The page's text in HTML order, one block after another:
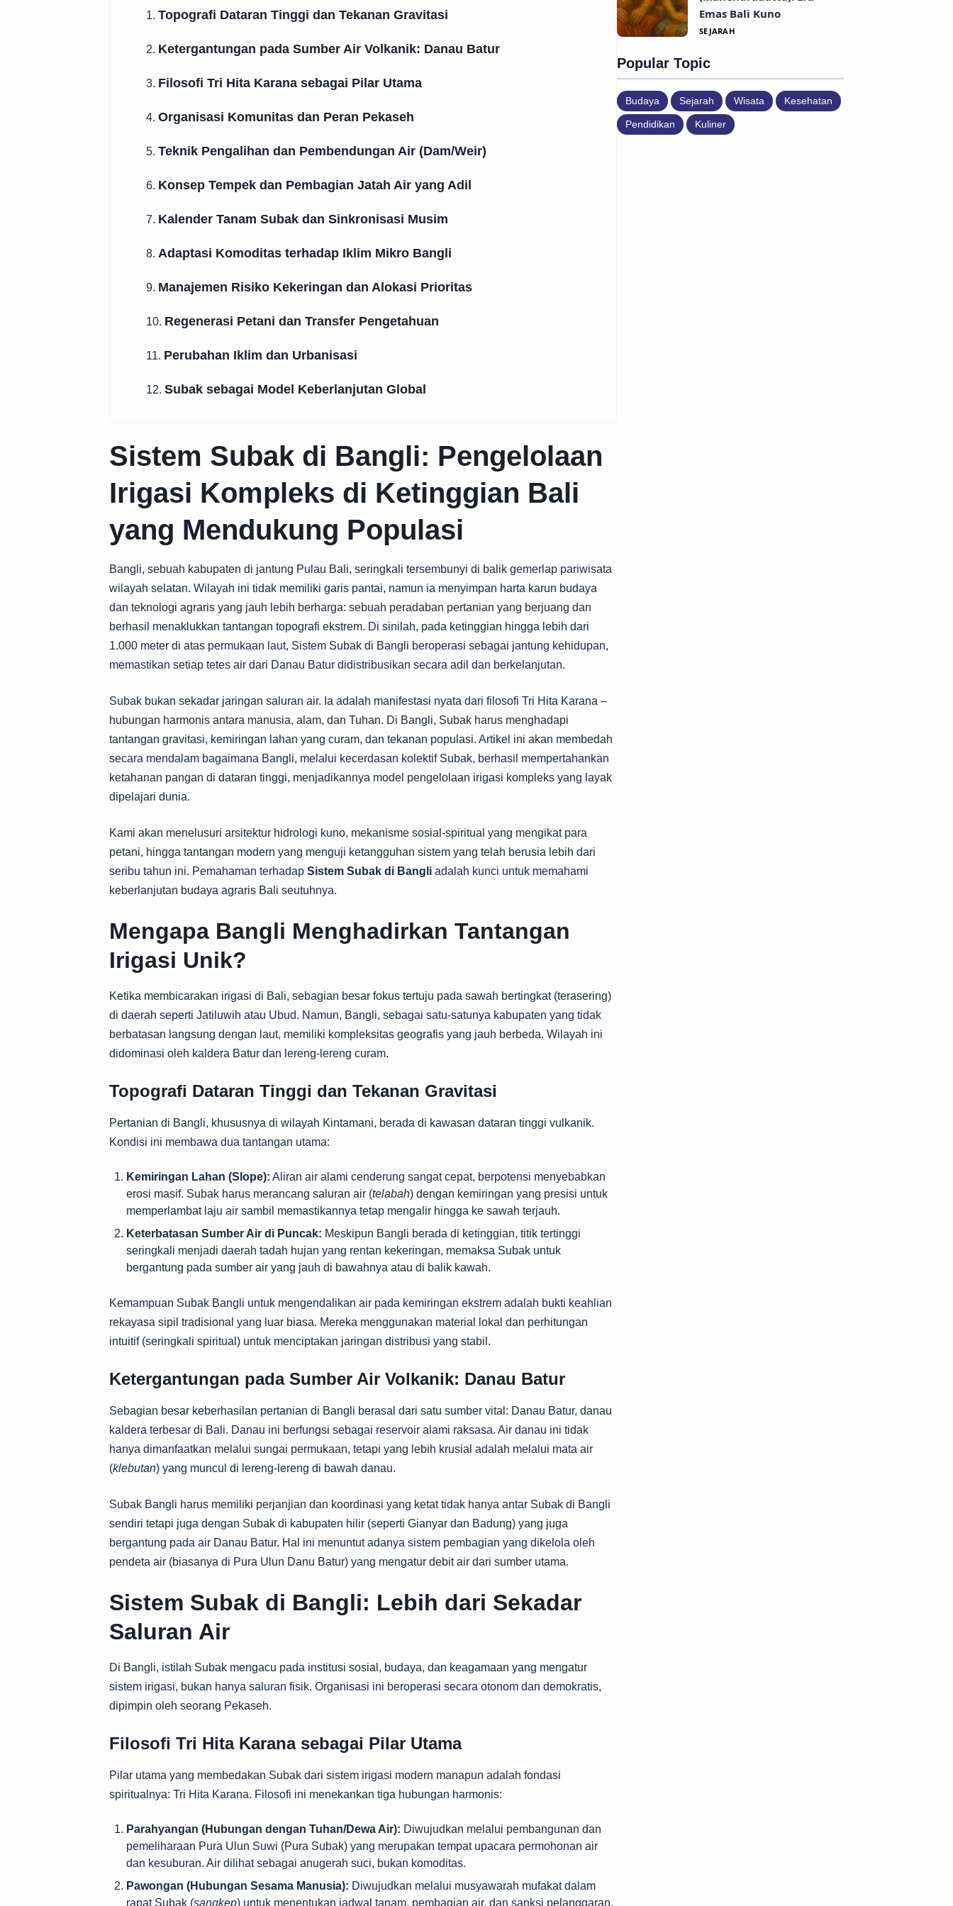
1. Topografi Dataran Tinggi dan Tekanan Gravitasi
2. Ketergantungan pada Sumber Air Volkanik: Danau Batur
3. Filosofi Tri Hita Karana sebagai Pilar Utama
4. Organisasi Komunitas dan Peran Pekaseh
5. Teknik Pengalihan dan Pembendungan Air (Dam/Weir)
6. Konsep Tempek dan Pembagian Jatah Air yang Adil
7. Kalender Tanam Subak dan Sinkronisasi Musim
8. Adaptasi Komoditas terhadap Iklim Mikro Bangli
9. Manajemen Risiko Kekeringan dan Alokasi Prioritas
10. Regenerasi Petani dan Transfer Pengetahuan
11. Perubahan Iklim dan Urbanisasi
12. Subak sebagai Model Keberlanjutan Global
Sistem Subak di Bangli: Pengelolaan
Irigasi Kompleks di Ketinggian Bali
yang Mendukung Populasi
Bangli, sebuah kabupaten di jantung Pulau Bali, seringkali tersembunyi di balik gemerlap pariwisata
wilayah selatan. Wilayah ini tidak memiliki garis pantai, namun ia menyimpan harta karun budaya
dan teknologi agraris yang jauh lebih berharga: sebuah peradaban pertanian yang berjuang dan
berhasil menaklukkan tantangan topografi ekstrem. Di sinilah, pada ketinggian hingga lebih dari
1.000 meter di atas permukaan laut, Sistem Subak di Bangli beroperasi sebagai jantung kehidupan,
memastikan setiap tetes air dari Danau Batur didistribusikan secara adil dan berkelanjutan.
Subak bukan sekadar jaringan saluran air. Ia adalah manifestasi nyata dari filosofi Tri Hita Karana –
hubungan harmonis antara manusia, alam, dan Tuhan. Di Bangli, Subak harus menghadapi
tantangan gravitasi, kemiringan lahan yang curam, dan tekanan populasi. Artikel ini akan membedah
secara mendalam bagaimana Bangli, melalui kecerdasan kolektif Subak, berhasil mempertahankan
ketahanan pangan di dataran tinggi, menjadikannya model pengelolaan irigasi kompleks yang layak
dipelajari dunia.
Kami akan menelusuri arsitektur hidrologi kuno, mekanisme sosial-spiritual yang mengikat para
petani, hingga tantangan modern yang menguji ketangguhan sistem yang telah berusia lebih dari
seribu tahun ini. Pemahaman terhadap Sistem Subak di Bangli adalah kunci untuk memahami
keberlanjutan budaya agraris Bali seutuhnya.
Mengapa Bangli Menghadirkan Tantangan
Irigasi Unik?
Ketika membicarakan irigasi di Bali, sebagian besar fokus tertuju pada sawah bertingkat (terasering)
di daerah seperti Jatiluwih atau Ubud. Namun, Bangli, sebagai satu-satunya kabupaten yang tidak
berbatasan langsung dengan laut, memiliki kompleksitas geografis yang jauh berbeda. Wilayah ini
didominasi oleh kaldera Batur dan lereng-lereng curam.
Topografi Dataran Tinggi dan Tekanan Gravitasi
Pertanian di Bangli, khususnya di wilayah Kintamani, berada di kawasan dataran tinggi vulkanik.
Kondisi ini membawa dua tantangan utama:
Kemiringan Lahan (Slope): Aliran air alami cenderung sangat cepat, berpotensi menyebabkan
erosi masif. Subak harus merancang saluran air (telabah) dengan kemiringan yang presisi untuk
memperlambat laju air sambil memastikannya tetap mengalir hingga ke sawah terjauh.
Keterbatasan Sumber Air di Puncak: Meskipun Bangli berada di ketinggian, titik tertinggi
seringkali menjadi daerah tadah hujan yang rentan kekeringan, memaksa Subak untuk
bergantung pada sumber air yang jauh di bawahnya atau di balik kawah.
Kemampuan Subak Bangli untuk mengendalikan air pada kemiringan ekstrem adalah bukti keahlian
rekayasa sipil tradisional yang luar biasa. Mereka menggunakan material lokal dan perhitungan
intuitif (seringkali spiritual) untuk menciptakan jaringan distribusi yang stabil.
Ketergantungan pada Sumber Air Volkanik: Danau Batur
Sebagian besar keberhasilan pertanian di Bangli berasal dari satu sumber vital: Danau Batur, danau
kaldera terbesar di Bali. Danau ini berfungsi sebagai reservoir alami raksasa. Air danau ini tidak
hanya dimanfaatkan melalui sungai permukaan, tetapi yang lebih krusial adalah melalui mata air
(klebutan) yang muncul di lereng-lereng di bawah danau.
Subak Bangli harus memiliki perjanjian dan koordinasi yang ketat tidak hanya antar Subak di Bangli
sendiri tetapi juga dengan Subak di kabupaten hilir (seperti Gianyar dan Badung) yang juga
bergantung pada air Danau Batur. Hal ini menuntut adanya sistem pembagian yang dikelola oleh
pendeta air (biasanya di Pura Ulun Danu Batur) yang mengatur debit air dari sumber utama.
Sistem Subak di Bangli: Lebih dari Sekadar
Saluran Air
Di Bangli, istilah Subak mengacu pada institusi sosial, budaya, dan keagamaan yang mengatur
sistem irigasi, bukan hanya saluran fisik. Organisasi ini beroperasi secara otonom dan demokratis,
dipimpin oleh seorang Pekaseh.
Filosofi Tri Hita Karana sebagai Pilar Utama
Pilar utama yang membedakan Subak dari sistem irigasi modern manapun adalah fondasi
spiritualnya: Tri Hita Karana. Filosofi ini menekankan tiga hubungan harmonis:
Parahyangan (Hubungan dengan Tuhan/Dewa Air): Diwujudkan melalui pembangunan dan
pemeliharaan Pura Ulun Suwi (Pura Subak) yang merupakan tempat upacara permohonan air
dan kesuburan. Air dilihat sebagai anugerah suci, bukan komoditas.
Pawongan (Hubungan Sesama Manusia): Diwujudkan melalui musyawarah mufakat dalam
rapat Subak (sangkep) untuk menentukan jadwal tanam, pembagian air, dan sanksi pelanggaran.
Emas Bali Kuno
SEJARAH
Popular Topic
Budaya Sejarah Wisata Kesehatan
Pendidikan Kuliner